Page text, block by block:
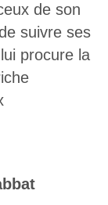
de son
suivre ses
procure la